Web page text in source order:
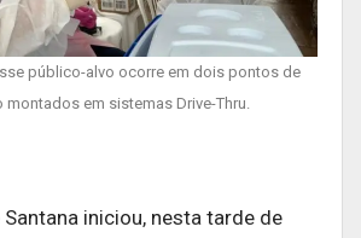
público-alvo ocorre em dois pontos de
montados em sistemas Drive-Thru.
iniciou, nesta tarde de